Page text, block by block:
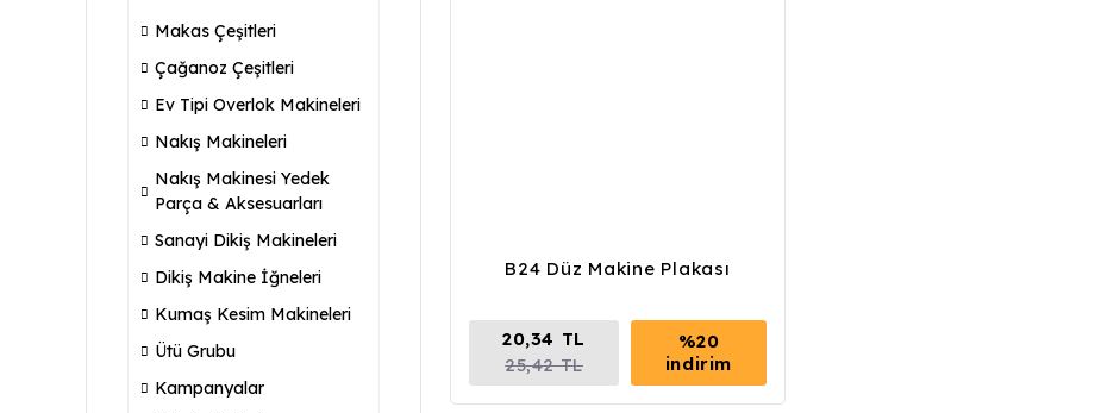
Makas Çeşitleri
Çağanoz Çeşitleri
Ev Tipi Overlok Makineleri
Nakış Makineleri
Nakış Makinesi Yedek
Parça & Aksesuarları
Sanayi Dikiş Makineleri
Dikiş Makine İğneleri
Kumaş Kesim Makineleri
Ütü Grubu
Kampanyalar
B24 Düz Makine Plakası
20,34 TL
25,42 TL
%20
indirim